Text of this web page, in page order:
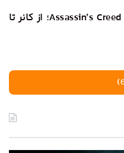
رتبه‌بندی سری Assassin’s Creed؛ از کانر تا